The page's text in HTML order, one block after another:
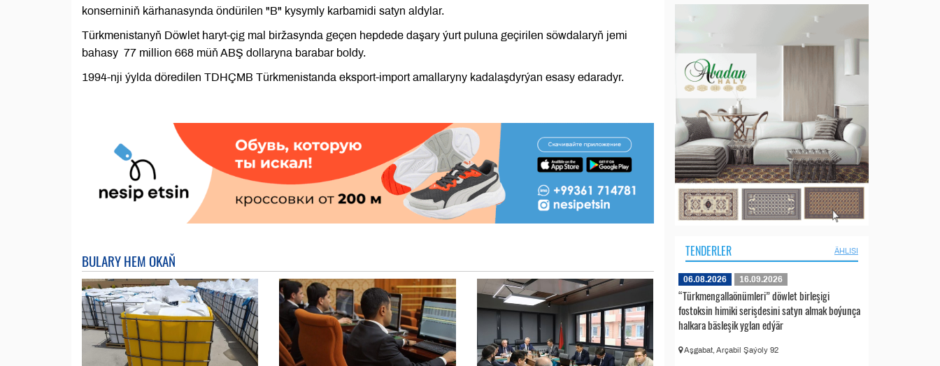
konserniniň kärhanasynda öndürilen "B" kysymly karbamidi satyn aldylar.
Türkmenistanyň Döwlet haryt-çig mal biržasynda geçen hepdede daşary ýurt puluna geçirilen söwdalaryň jemi
bahasy 77 million 668 müň ABŞ dollaryna barabar boldy.
1994-nji ýylda döredilen TDHÇMB Türkmenistanda eksport-import amallaryny kadalaşdyrýan esasy edaradyr.
BULARY HEM OKAŇ
TENDERLER ÄHLISI
06.08.2026 16.09.2026
“Türkmengallaönümleri” döwlet birleşigi
fostoksin himiki serişdesini satyn almak boýunça
halkara bäsleşik yglan edýär
Aşgabat, Arçabil Şaýoly 92